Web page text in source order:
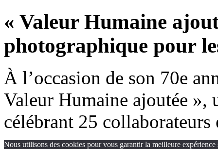
« Valeur Humaine
photographique pour
À l’occasion de son 70e
Valeur Humaine ajoutée
célébrant 25
Nous utilisons des cookies pour vous garantir la meilleure